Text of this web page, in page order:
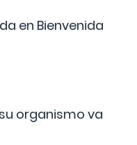
en Bienvenida
organismo va